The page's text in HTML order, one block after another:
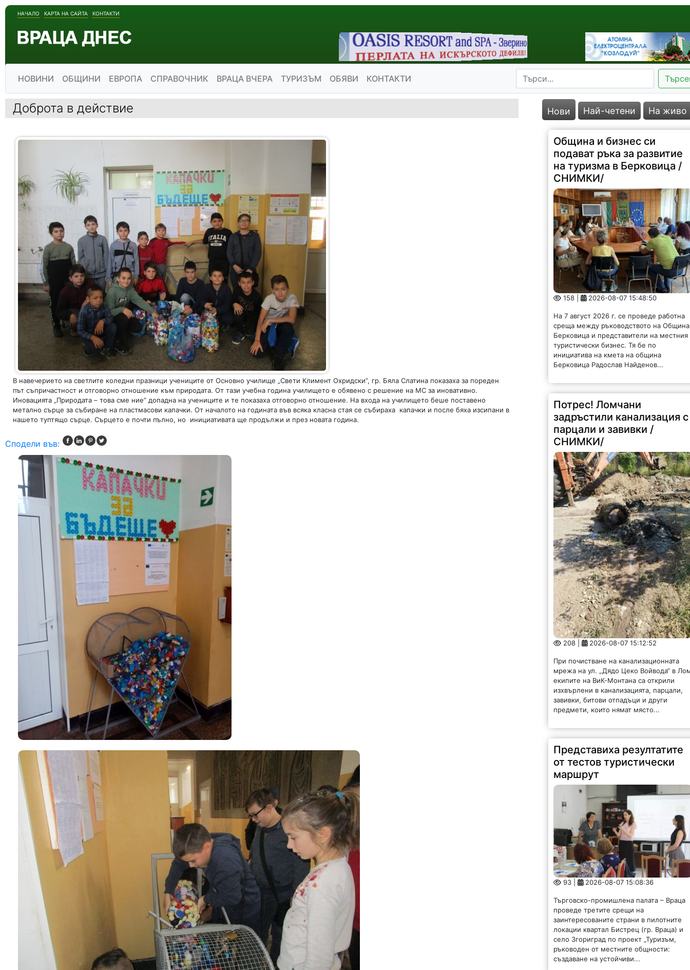
НАЧАЛО КАРТА НА САЙТА КОНТАКТИ
НОВИНИ ОБЩИНИ ЕВРОПА СПРАВОЧНИК ВРАЦА ВЧЕРА ТУРИЗЪМ ОБЯВИ КОНТАКТИ
Доброта в действие
В навечерието на светлите коледни празници учениците от Основно училище „Свети Климент Охридски”, гр. Бяла Слатина показаха за пореден
път съпричастност и отговорно отношение към природата. От тази учебна година училището е обявено с решение на МС за иновативно.
Иновацията „Природата – това сме ние” допадна на учениците и те показаха отговорно отношение. На входа на училището беше поставено
метално сърце за събиране на пластмасови капачки. От началото на годината във всяка класна стая се събираха капачки и после бяха изсипани в
нашето туптящо сърце. Сърцето е почти пълно, но инициативата ще продължи и през новата година.
Сподели във:
Нови Най-четени На живо
Община и бизнес си
подават ръка за развитие
на туризма в Берковица /
СНИМКИ/
158 | 2026-08-07 15:48:50
На 7 август 2026 г. се проведе работна
среща между ръководството на Община
Берковица и представители на местния
туристически бизнес. Тя бе по
инициатива на кмета на община
Берковица Радослав Найденов...
Потрес! Ломчани
задръстили канализация с
парцали и завивки /
СНИМКИ/
208 | 2026-08-07 15:12:52
При почистване на канализационната
мрежа на ул. „Дядо Цеко Войвода“ в
екипите на ВиК-Монтана са открили
изхвърлени в канализацията, парцали,
завивки, битови отпадъци и други
предмети, които нямат място...
Представиха резултатите
от тестов туристически
маршрут
93 | 2026-08-07 15:08:36
Търговско-промишлена палата – Враца
проведе третите срещи на
заинтересованите страни в пилотните
локации квартал Бистрец (гр. Враца) и
село Згориград по проект „Туризъм,
ръководен от местните общности:
създаване на устойчиви...